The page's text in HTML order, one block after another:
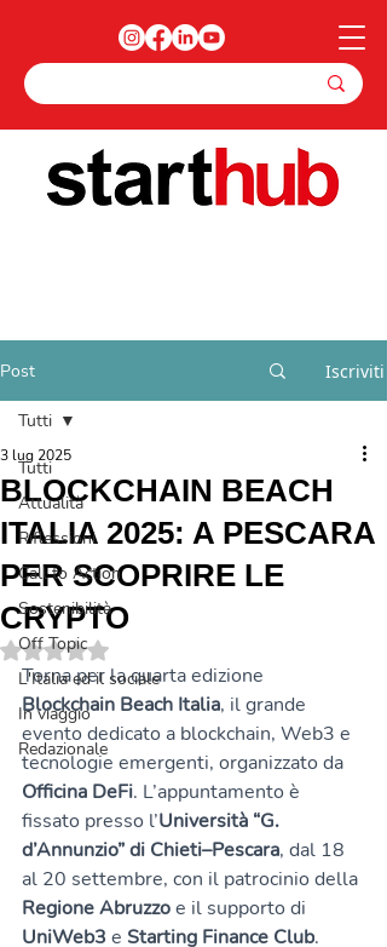
Post Iscriviti
Tutti
Attualità
Riflessioni
Call to Action
Sostenibilità
Off Topic
L'Italia ed il sociale
In viaggio
Redazionale
Tutti
BLOCKCHAIN BEACH
ITALIA 2025: A PESCARA
PER SCOPRIRE LE
CRYPTO
3 lug 2025
Valutazione NaN stelle su 5.
Torna per la quarta edizione
Blockchain Beach Italia, il grande
evento dedicato a blockchain, Web3 e
tecnologie emergenti, organizzato da
Officina DeFi. L’appuntamento è
fissato presso l’Università “G.
d’Annunzio” di Chieti–Pescara, dal 18
al 20 settembre, con il patrocinio della
Regione Abruzzo e il supporto di
UniWeb3 e Starting Finance Club.